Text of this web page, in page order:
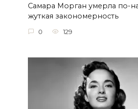
Самара Морган умерла по-
жуткая закономерность
0 129